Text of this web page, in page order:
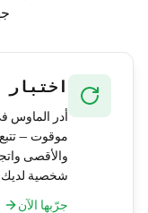
والأقصى
شخصية لديك.
جرّبها الآن